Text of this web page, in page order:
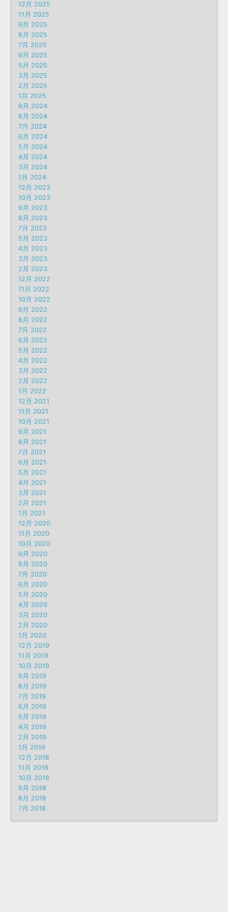
12月 2025
11月 2025
9月 2025
8月 2025
7月 2025
6月 2025
5月 2025
3月 2025
2月 2025
1月 2025
9月 2024
8月 2024
7月 2024
6月 2024
5月 2024
4月 2024
3月 2024
1月 2024
12月 2023
10月 2023
9月 2023
8月 2023
7月 2023
5月 2023
4月 2023
3月 2023
2月 2023
12月 2022
11月 2022
10月 2022
9月 2022
8月 2022
7月 2022
6月 2022
5月 2022
4月 2022
3月 2022
2月 2022
1月 2022
12月 2021
11月 2021
10月 2021
9月 2021
8月 2021
7月 2021
6月 2021
5月 2021
4月 2021
3月 2021
2月 2021
1月 2021
12月 2020
11月 2020
10月 2020
9月 2020
8月 2020
7月 2020
6月 2020
5月 2020
4月 2020
3月 2020
2月 2020
1月 2020
12月 2019
11月 2019
10月 2019
9月 2019
8月 2019
7月 2019
6月 2019
5月 2019
4月 2019
2月 2019
1月 2019
12月 2018
11月 2018
10月 2018
9月 2018
8月 2018
7月 2018